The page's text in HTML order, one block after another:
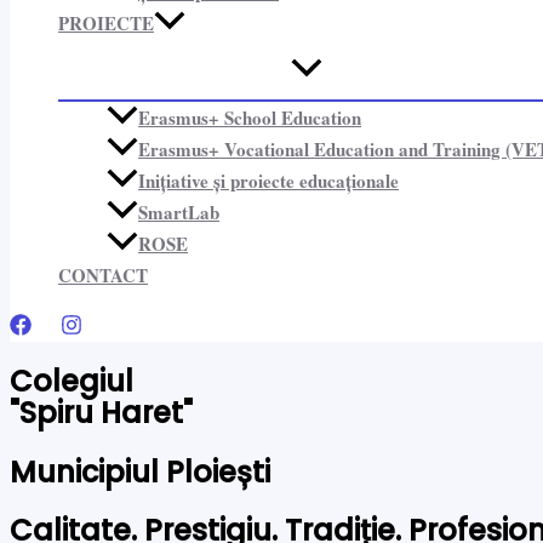
PROIECTE​
Erasmus+ School Education
Erasmus+ Vocational Education and Training
Inițiative și proiecte educaționale​
SmartLab
ROSE
CONTACT
Colegiul
"Spiru Haret"
Municipiul Ploiești
Calitate. Prestigiu. Tradiție.